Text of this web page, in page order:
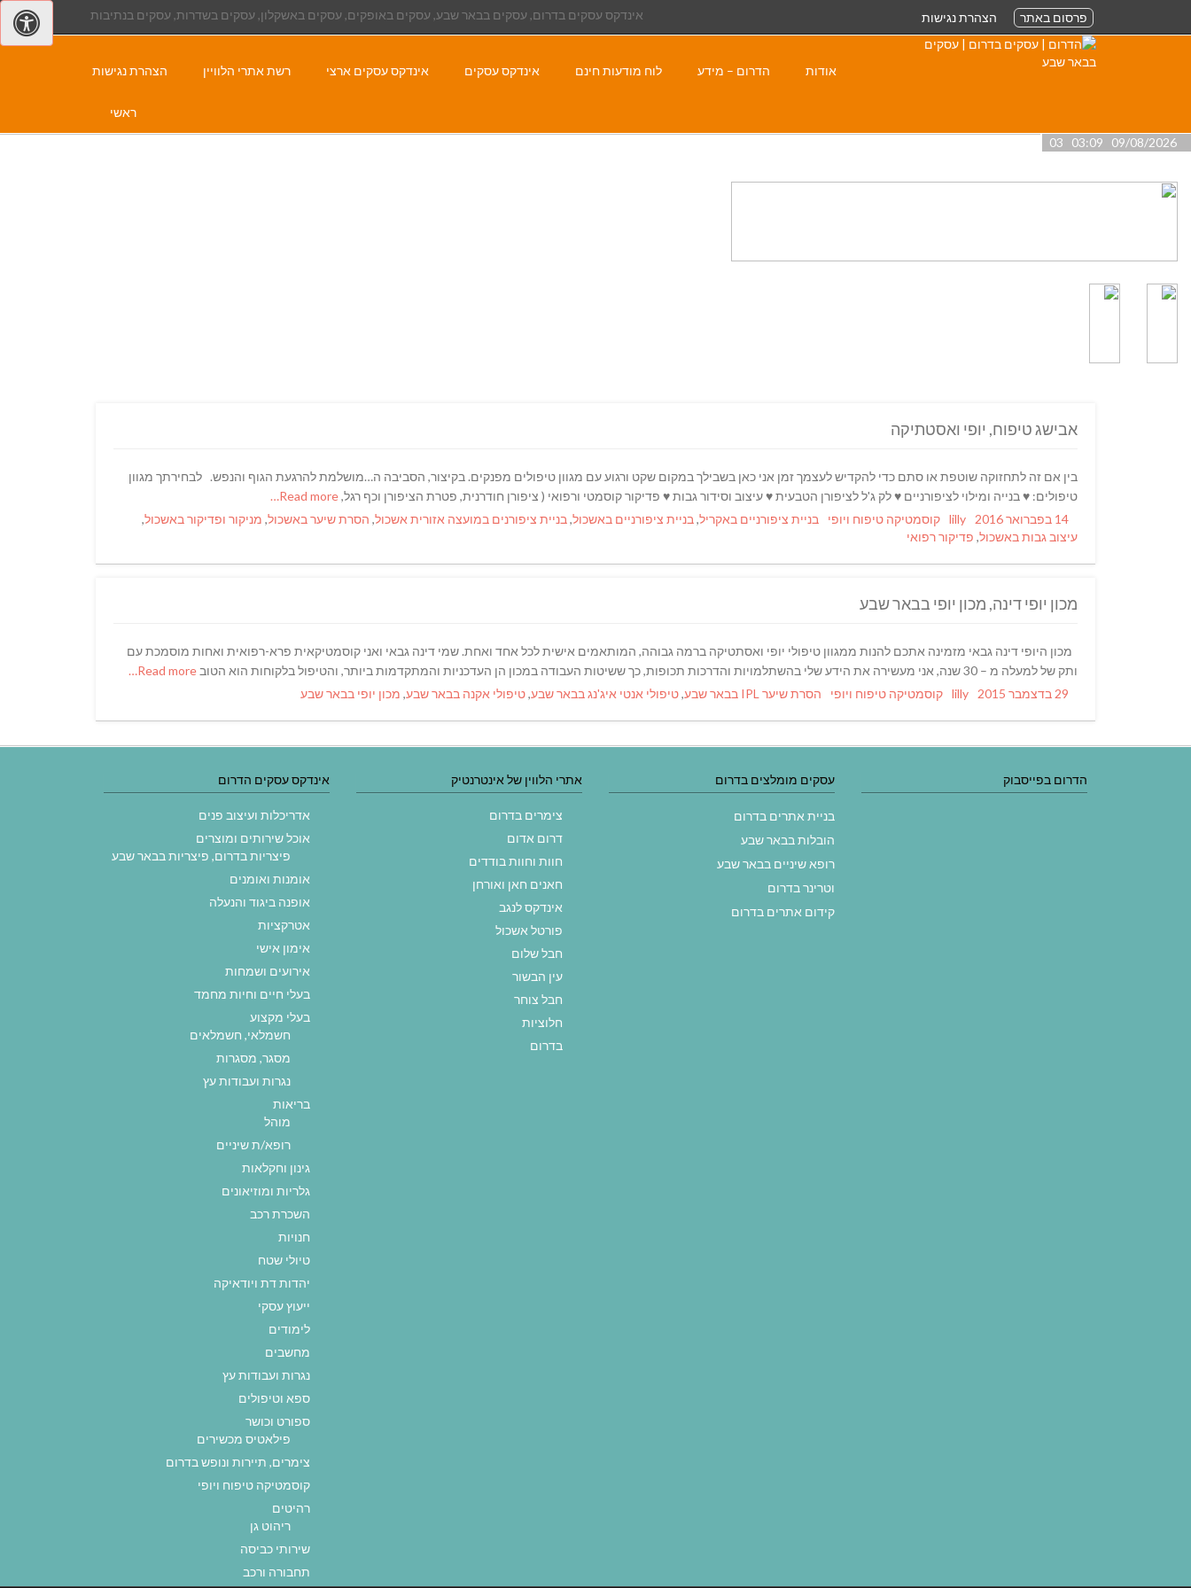
אינדקס עסקים בדרום, עסקים בבאר שבע, עסקים באופקים, עסקים באשקלון, עסקים בשדרות, עסקים בנתיבות פרסום באתר הצהרת נגישות
הצהרת נגישות רשת אתרי הלוויין אינדקס עסקים ארצי אינדקס עסקים לוח מודעות חינם הדרום – מידע אודות
ראשי
09/08/2026 03:09 03
אבישג טיפוח, יופי ואסטתיקה
בין אם זה לתחזוקה שוטפת או סתם כדי להקדיש לעצמך זמן אני כאן בשבילך במקום שקט ורגוע עם מגוון טיפולים מפנקים. בקיצור, הסביבה ה…מושלמת להרגעת הגוף והנפש. לבחירתך מגוון
טיפולים: ♥ בנייה ומילוי לציפורניים ♥ לק ג'ל לציפורן הטבעית ♥ עיצוב וסידור גבות ♥ פדיקור קוסמטי ורפואי ( ציפורן חודרנית, פטרת הציפורן וכף רגל,
Posted
on
14 בפברואר 2016 Author
lilly
Categories
קוסמטיקה טיפוח ויופי Tags
בניית ציפורניים באקריל, בניית ציפורניים באשכול, בניית ציפורנים במועצה אזורית אשכול, הסרת שיער באשכול, מניקור ופדיקור באשכול,
עיצוב גבות באשכול, פדיקור רפואי
מכון יופי דינה, מכון יופי בבאר שבע
מכון היופי דינה גבאי מזמינה אתכם להנות ממגוון טיפולי יופי ואסתטיקה ברמה גבוהה, המותאמים אישית לכל אחד ואחת. שמי דינה גבאי ואני קוסמטיקאית פרא-רפואית ואחות מוסמכת עם
ותק של למעלה מ – 30 שנה, אני מעשירה את הידע שלי בהשתלמויות והדרכות תכופות, כך ששיטות העבודה במכון הן העדכניות והמתקדמות ביותר, והטיפול בלקוחות הוא הטוב
Posted
29 בדצמבר 2015 Author
lilly
Categories
קוסמטיקה טיפוח ויופי Tags
הסרת שיער IPL בבאר שבע ,טיפולי אנטי איג'נג בבאר שבע,טיפולי אקנה בבאר שבע, מכון יופי בבאר שבע
אינדקס עסקים הדרום
אדריכלות ועיצוב פנים
אוכל שירותים ומוצרים
פיצריות בדרום, פיצריות בבאר שבע
אומנות ואומנים
אופנה ביגוד והנעלה
אטרקציות
אימון אישי
אירועים ושמחות
בעלי חיים וחיות מחמד
בעלי מקצוע
חשמלאי, חשמלאים
מסגר, מסגרות
נגרות ועבודות עץ
בריאות
מוהל
רופא/ת שיניים
גינון וחקלאות
גלריות ומוזיאונים
השכרת רכב
חנויות
טיולי שטח
יהדות דת ויודאיקה
ייעוץ עסקי
לימודים
מחשבים
נגרות ועבודות עץ
ספא וטיפולים
ספורט וכושר
פילאטיס מכשירים
צימרים, תיירות ונופש בדרום
קוסמטיקה טיפוח ויופי
רהיטים
ריהוט גן
שירותי כביסה
תחבורה ורכב
אתרי הלווין של אינטרנטיק
צימרים בדרום
דרום אדום
חוות וחוות בודדים
חאנים חאן ואורחן
אינדקס לנגב
פורטל אשכול
חבל שלום
עין הבשור
חבל צוחר
חלוציות
בדרום
עסקים מומלצים בדרום
בניית אתרים בדרום
הובלות בבאר שבע
רופא שיניים בבאר שבע
וטרינר בדרום
קידום אתרים בדרום
הדרום בפייסבוק